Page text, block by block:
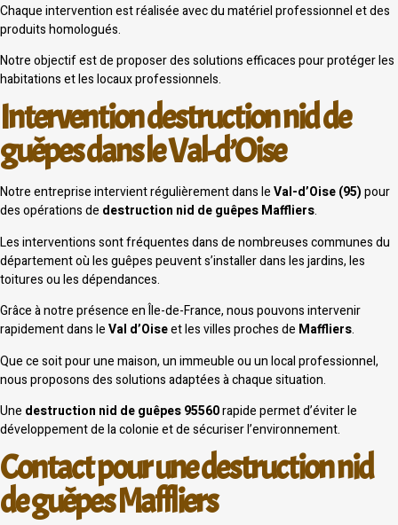
Chaque intervention est réalisée avec du matériel professionnel et des
produits homologués.
Notre objectif est de proposer des solutions efficaces pour protéger les
habitations et les locaux professionnels.
Intervention destruction nid de
guêpes dans le Val-d’Oise
Notre entreprise intervient régulièrement dans leVal-d’Oise (95)pour
des opérations de destruction nid de guêpes Maffliers.
Les interventions sont fréquentes dans de nombreuses communes du
département où les guêpes peuvent s’installer dans les jardins, les
toitures ou les dépendances.
Grâce à notre présence en Île-de-France, nous pouvons intervenir
rapidement dans leVal d’Oiseet les villes proches de Maffliers.
Que ce soit pour une maison, un immeuble ou un local professionnel,
nous proposons des solutions adaptées à chaque situation.
Une destruction nid de guêpes 95560rapide permet d’éviter le
développement de la colonie et de sécuriser l’environnement.
Contact pour une destruction nid
de guêpes Maffliers